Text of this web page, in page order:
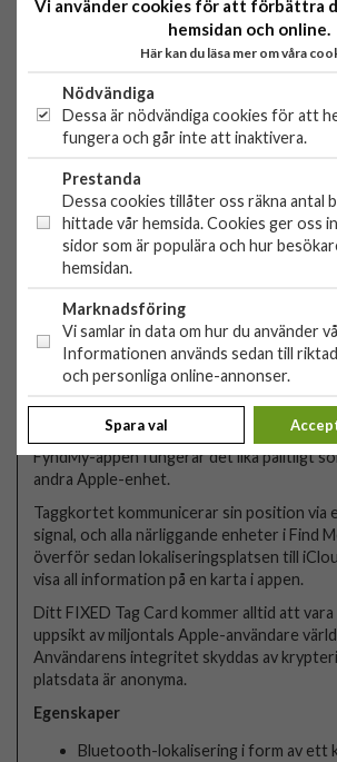
med engångslokaliserare. FIXED Tag Card
effektiv lösning för att spåra och hitta
ekosystem.
Den håller koll
Tappar du hela tiden bort eller glömmer
FyndMy-appen på din iPhone, iPad eller
meddelar dig omedelbart om du rör dig
objektet.
Den kommer att hitta
en hög ton för att göra sökningen ännu
kan du se var taggkortet befinner sig på
appen, tydligt bredvid alla dina andra
Stöd för Apple FindMy
Tack vare Apple Find My-certifieringen
ihop Tag Card med din iPhone eller annan
FyndMy-appen fungerar det lika pålitligt
andra Apple-enhet.
Taggkortet kommunicerar sin position via
signal, och alla närliggande enheter i Find
överför sedan lokaliseringsplatsen till
visa all information på en karta i appen.
Ditt FIXED Tag Card kommer alltid att
uppsikt av miljontals Apple-användare
Användarens integritet skyddas av
platsdata är anonyma.
Egenskaper
Bluetooth-lokalisering i form av ett
Vi använder cookies för att förbättra
hemsidan och online.
Här kan du läsa mer om våra
Nödvändiga
Dessa är nödvändiga cookies för att
fungera och går inte att inaktivera.
Prestanda
Dessa cookies tillåter oss räkna antal
hittade vår hemsida. Cookies ger oss
sidor som är populära och hur
hemsidan.
Marknadsföring
Vi samlar in data om hur du använder
Informationen används sedan till
och personliga online-annonser.
Spara val